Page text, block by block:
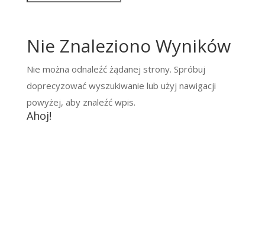
Nie Znaleziono Wyników
Nie można odnaleźć żądanej strony. Spróbuj
doprecyzować wyszukiwanie lub użyj nawigacji
powyżej, aby znaleźć wpis.
Ahoj!